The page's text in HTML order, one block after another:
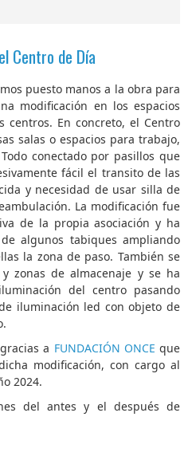
Centro de Día
puesto manos a la obra para
modificación en los espacios
centros. En concreto, el Centro
salas o espacios para trabajo,
conectado por pasillos que
fácil el transito de las
y necesidad de usar silla de
La modificación fue
de la propia asociación y ha
algunos tabiques ampliando
la zona de paso. También se
zonas de almacenaje y se ha
del centro pasando
iluminación led con objeto de
a FUNDACIÓN ONCE que
modificación, con cargo al
2024.
del antes y el después de